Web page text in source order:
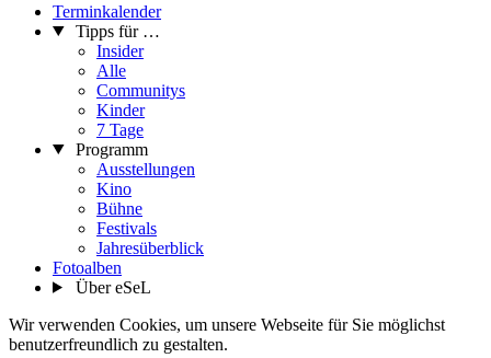
Terminkalender
Tipps für …
Insider
Alle
Communitys
Kinder
7 Tage
Programm
Ausstellungen
Kino
Bühne
Festivals
Jahresüberblick
Fotoalben
Über eSeL
Wir verwenden Cookies, um unsere Webseite für Sie möglichst
benutzerfreundlich zu gestalten.